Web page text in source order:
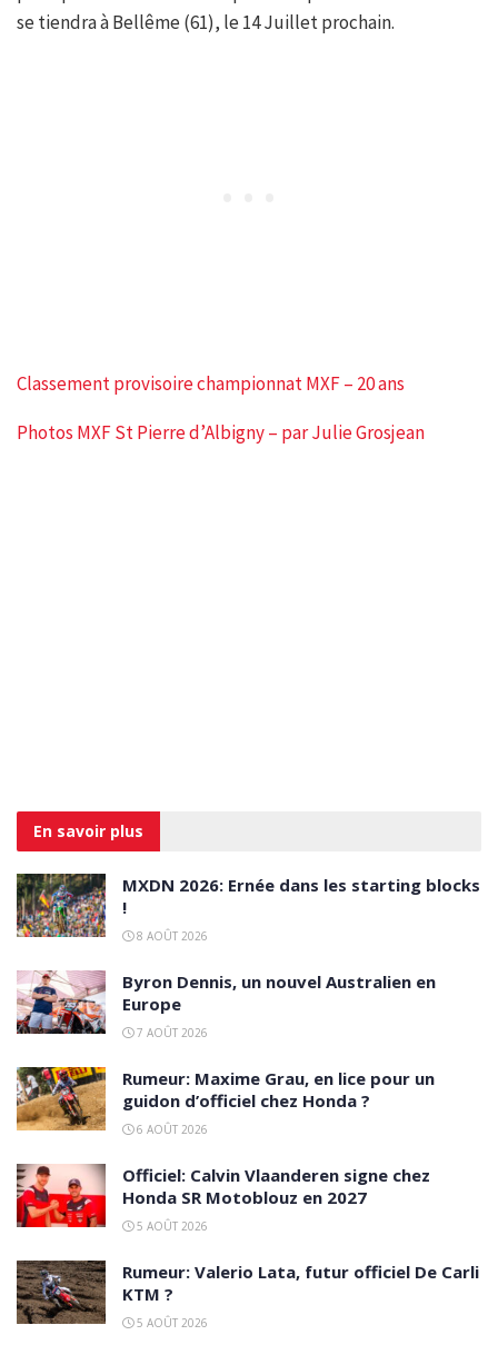
se tiendra à Bellême (61), le 14 Juillet prochain.
Classement provisoire championnat MXF – 20 ans
Photos MXF St Pierre d’Albigny – par Julie Grosjean
En savoir plus
MXDN 2026: Ernée dans les starting blocks
!
8 AOÛT 2026
Byron Dennis, un nouvel Australien en
Europe
7 AOÛT 2026
Rumeur: Maxime Grau, en lice pour un
guidon d’officiel chez Honda ?
6 AOÛT 2026
Officiel: Calvin Vlaanderen signe chez
Honda SR Motoblouz en 2027
5 AOÛT 2026
Rumeur: Valerio Lata, futur officiel De Carli
KTM ?
5 AOÛT 2026